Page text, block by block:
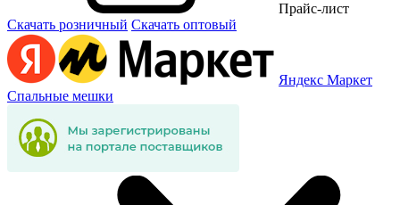
Прайс-лист
Скачать розничный Скачать оптовый
Яндекс Маркет
Спальные мешки